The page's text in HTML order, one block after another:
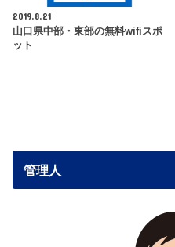
2019.8.21
山口県中部・東部の無料wifiスポ
ット
管理人